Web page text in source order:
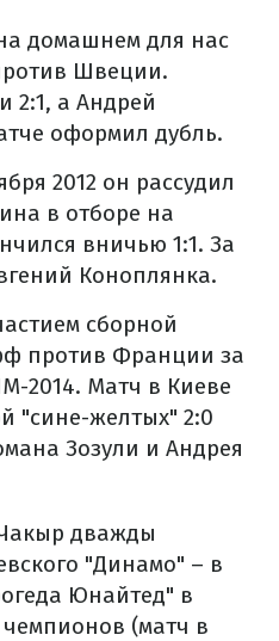
домашнем для нас
Швеции.
2:1, а Андрей
оформил дубль.
2012 он рассудил
в отборе на
вничью 1:1. За
Коноплянка.
сборной
против Франции за
2014. Матч в Киеве
"сине-желтых" 2:0
Зозули и Андрея
дважды
"Динамо" – в
Юнайтед" в
(матч в